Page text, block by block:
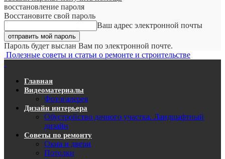
восстановление пароля
Восстановите свой пароль
Ваш адрес электронной почты
Пароль будет выслан Вам по электронной почте.
Полезные советы и статьи о ремонте и строительстве
Главная
Видеоматериалы
Фотогалерея
Дизайн интерьера
Обустройство дачного участка. Ландшафтный
дизайн
Советы по ремонту
Окна и двери
Потолки